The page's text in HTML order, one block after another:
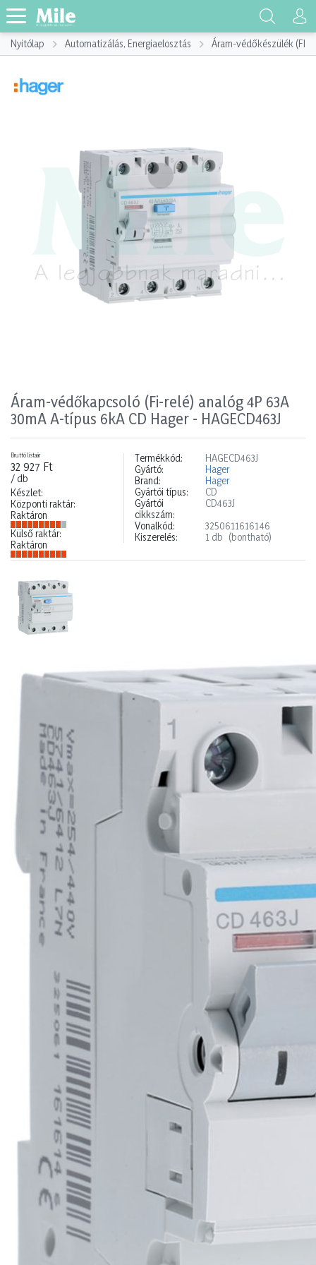
Nyitólap Automatizálás, Energiaelosztás Áram-védőkészülék (FI)
Áram-védőkapcsoló (Fi-relé) analóg 4P 63A
30mA A-típus 6kA CD Hager - HAGECD463J
Bruttó listaár
32 927 Ft
/ db
Készlet:
Központi raktár:
Raktáron
Külső raktár:
Raktáron
Termékkód:
HAGECD463J
Gyártó:
Hager
Brand:
Hager
Gyártói típus:
CD
Gyártói
cikkszám:
CD463J
Vonalkód:
3250611616146
Kiszerelés:
1 db (bontható)